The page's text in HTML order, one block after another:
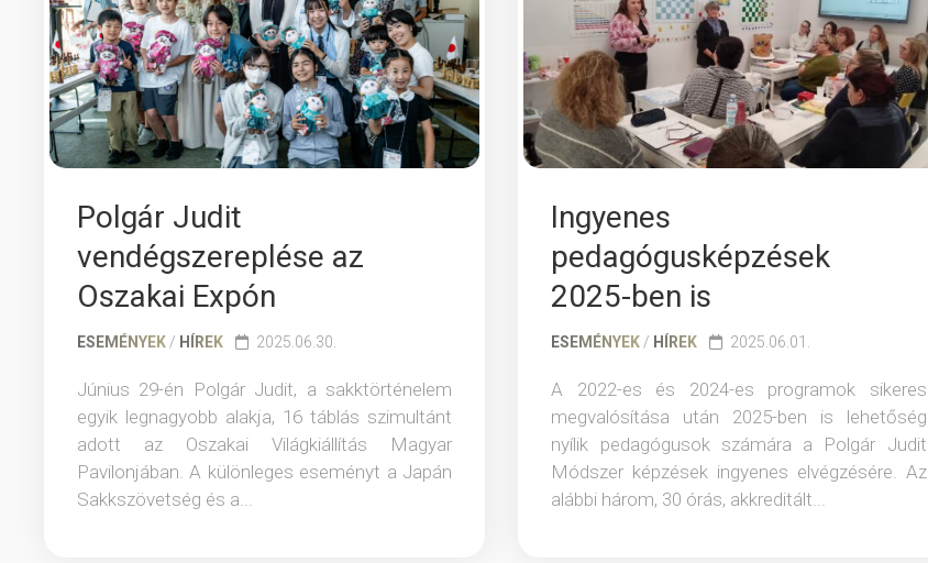
PARTNEREK
NEMZETKÖZI
EGYÜTTMŰKÖDÉSEK
Polgár Judit
vendégszereplése az
Oszakai Expón
ESEMÉNYEK/ HÍREK 2025.06.30.
Június 29-én Polgár Judit, a sakktörténelem
egyik legnagyobb alakja, 16 táblás szimultánt
adott az Oszakai Világkiállítás Magyar
Pavilonjában. A különleges eseményt a Japán
Sakkszövetség és a...
Ingyenes
pedagógusképzések
2025-ben is
ESEMÉNYEK/ HÍREK 2025.06.01.
A 2022-es és 2024-es programok sikeres
megvalósítása után 2025-ben is lehetőség
nyílik pedagógusok számára a Polgár Judit
Módszer képzések ingyenes elvégzésére. Az
alábbi három, 30 órás, akkreditált...